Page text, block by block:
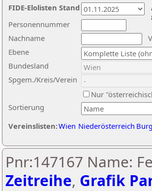
Nachname
Ebene
Sortierung
Personennummer
Bundesland
Spgem./Kreis/Verein
Nur
Vereinslisten:Wien Niederösterreich
FIDE-Elolisten Stand
Pnr:147167 Name:
Zeitreihe, Grafik